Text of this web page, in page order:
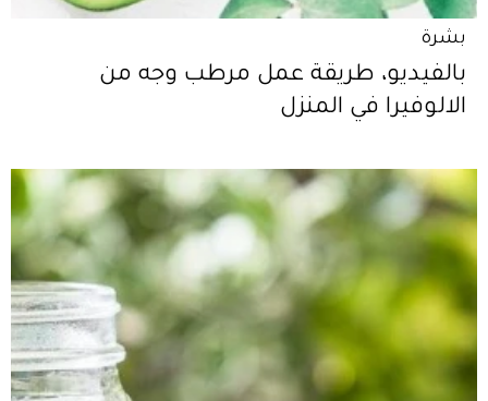
بشرة
بالفيديو، طريقة عمل مرطب وجه من
الالوفيرا في المنزل